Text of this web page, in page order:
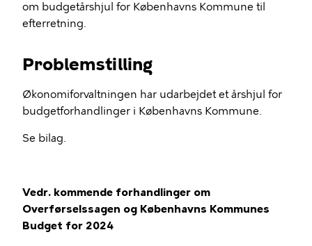
om budgetårshjul for Københavns Kommune til
efterretning.
Problemstilling
Økonomiforvaltningen har udarbejdet et årshjul for
budgetforhandlinger i Københavns Kommune.
Se bilag.
Vedr. kommende forhandlinger om
Overførselssagen og Københavns Kommunes
Budget for 2024